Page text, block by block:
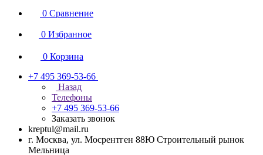
0 Сравнение
0 Избранное
0 Корзина
+7 495 369-53-66
Назад
Телефоны
+7 495 369-53-66
Заказать звонок